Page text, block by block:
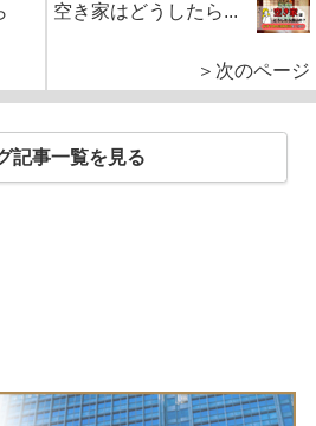
空き家はどうしたら...
＞次のページ
記事一覧を見る